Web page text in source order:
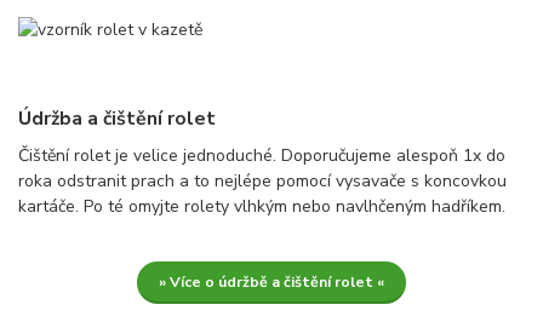
Údržba a čištění rolet
Čištění rolet je velice jednoduché. Doporučujeme alespoň 1x do
roka odstranit prach a to nejlépe pomocí vysavače s koncovkou
kartáče. Po té omyjte rolety vlhkým nebo navlhčeným hadříkem.
» Více o údržbě a čištění rolet «